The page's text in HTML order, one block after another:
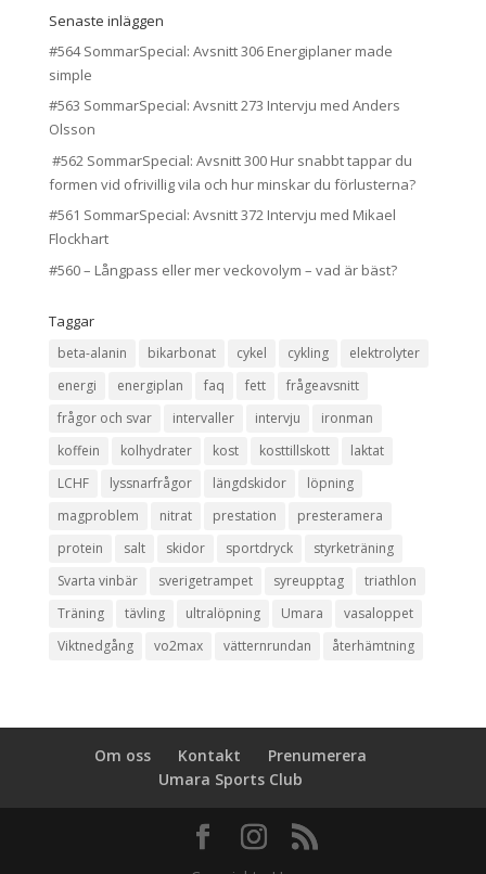
Senaste inläggen
#564 SommarSpecial: Avsnitt 306 Energiplaner made
simple
#563 SommarSpecial: Avsnitt 273 Intervju med Anders
Olsson
#562 SommarSpecial: Avsnitt 300 Hur snabbt tappar du
formen vid ofrivillig vila och hur minskar du förlusterna?
#561 SommarSpecial: Avsnitt 372 Intervju med Mikael
Flockhart
#560 – Långpass eller mer veckovolym – vad är bäst?
Taggar
beta-alanin bikarbonat cykel cykling
elektrolyter
energi
energiplan faq fett
frågeavsnitt
frågor och svar
intervaller intervju
ironman
koffein
kolhydrater kost kosttillskott
laktat
LCHF
lyssnarfrågor längdskidor
löpning
magproblem
nitrat prestation
presteramera
protein
salt skidor sportdryck
styrketräning
Svarta vinbär
sverigetrampet syreupptag
triathlon
Träning
tävling ultralöpning Umara
vasaloppet
Viktnedgång
vo2max vätternrundan återhämtning
Om oss Kontakt
Prenumerera
Umara Sports Club